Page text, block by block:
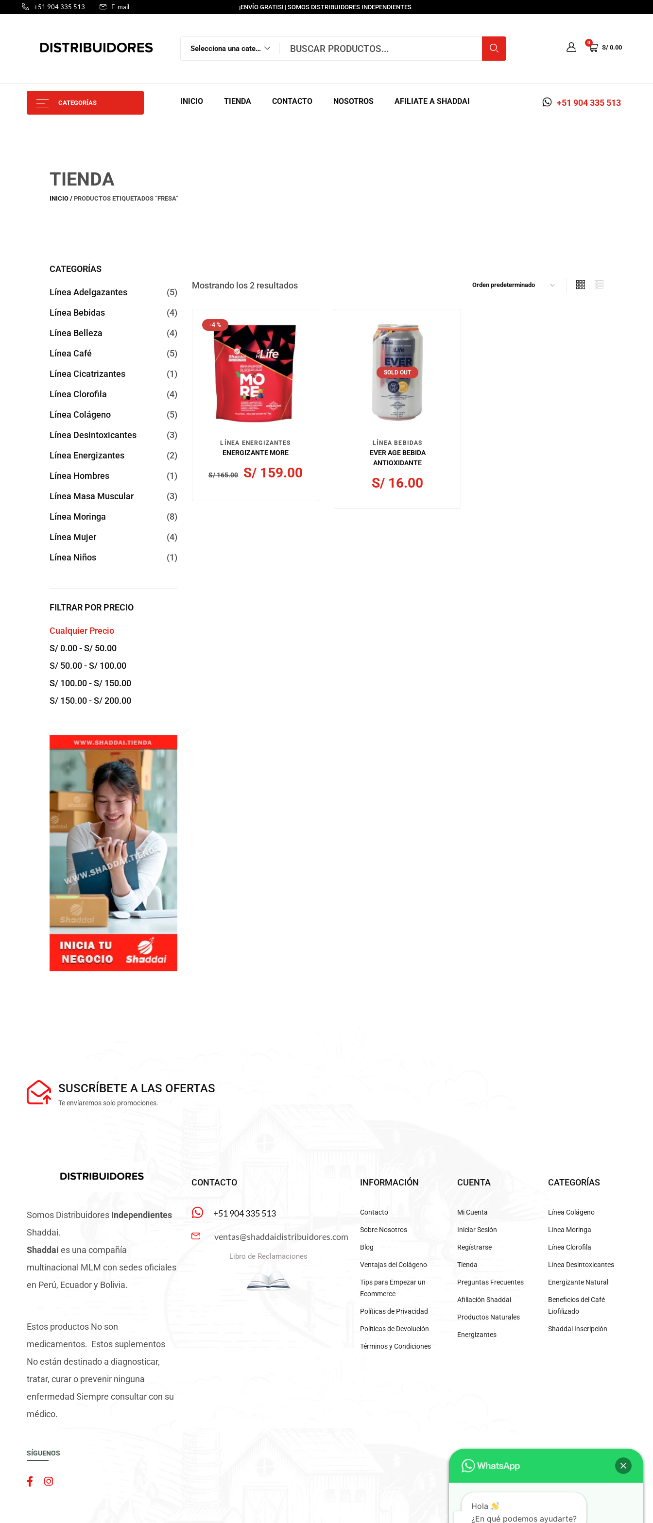
+51 904 335 513 E-mail ¡ENVÍO GRATIS! | SOMOS DISTRIBUIDORES INDEPENDIENTES
Selecciona una categoría
0
S/ 0.00
CATEGORÍAS INICIO TIENDA CONTACTO NOSOTROS AFILIATE A SHADDAI +51 904 335 513
TIENDA
INICIO PRODUCTOS ETIQUETADOS “FRESA”
CATEGORÍAS
Línea Adelgazantes
5
Línea Bebidas
4
Línea Belleza
4
Línea Café
5
Línea Cicatrizantes
1
Línea Clorofila
4
Línea Colágeno
5
Línea Desintoxicantes
3
Línea Energizantes
2
Línea Hombres
1
Línea Masa Muscular
3
Línea Moringa
8
Línea Mujer
4
Línea Niños
1
FILTRAR POR PRECIO
Cualquier Precio
S/ 0.00-S/ 50.00
S/ 50.00-S/ 100.00
S/ 100.00-S/ 150.00
S/ 150.00-S/200.00
Mostrando los 2 resultados
-4 %
LÍNEA ENERGIZANTES
ENERGIZANTE MORE
S/165.00 S/159.00
SOLD OUT
LÍNEA BEBIDAS
EVER AGE BEBIDA
ANTIOXIDANTE
S/ 16.00
SUSCRÍBETE A LAS OFERTAS
Te envíaremos solo promociones.
Somos Distribuidores Independientes
Shaddai.
Shaddai es una compañía
multinacional MLM con sedes oficiales
en Perú, Ecuador y Bolivia.
Estos productos No son
medicamentos. Estos suplementos
No están destinado a diagnosticar,
tratar, curar o prevenir ninguna
enfermedad Siempre consultar con su
médico.
SÍGUENOS
CONTACTO
+51 904 335 513
ventas@shaddaidistribuidores.com
Libro de Reclamaciones
INFORMACIÓN
Contacto
Sobre Nosotros
Blog
Ventajas del Colágeno
Tips para Empezar un
Ecommerce
Políticas de Privacidad
Políticas de Devolución
Términos y Condiciones
CUENTA
Mi Cuenta
Iniciar Sesión
Regístrarse
Tienda
Preguntas Frecuentes
Afiliación Shaddai
Productos Naturales
Energizantes
CATEGORÍAS
Línea Colágeno
Línea Moringa
Línea Clorofila
Línea Desintoxicantes
Energizante Natural
Beneficios del Café
Liofilizado
Shaddai Inscripción
Hola
¿En qué podemos ayudarte?